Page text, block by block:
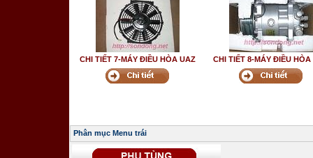
CHI TIẾT 7-MÁY ĐIỀU HÒA UAZ CHI TIẾT 8-MÁY ĐIỀU HÒA
Phân mục Menu trái